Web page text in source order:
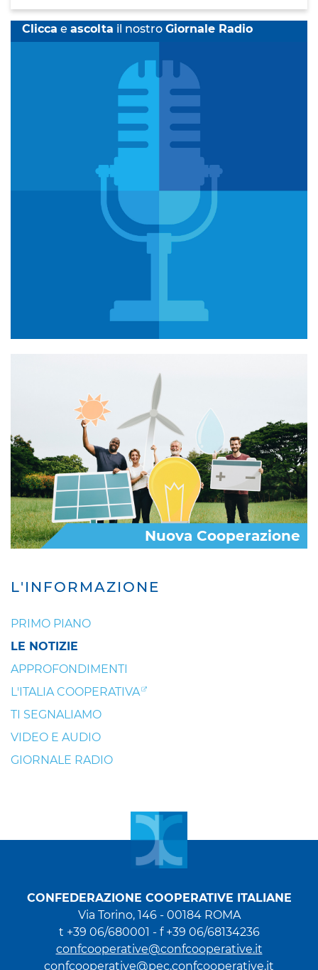
L'INFORMAZIONE
PRIMO PIANO
LE NOTIZIE
APPROFONDIMENTI
L'ITALIA COOPERATIVA
TI SEGNALIAMO
VIDEO E AUDIO
GIORNALE RADIO
Clicca e ascolta il nostro Giornale Radio
Nuova Cooperazione
CONFEDERAZIONE COOPERATIVE ITALIANE
Via Torino, 146 - 00184 ROMA
t +39 06/680001 - f +39 06/68134236
confcooperative@confcooperative.it
confcooperative@pec.confcooperative.it